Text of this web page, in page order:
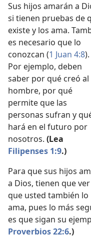
Sus hijos amarán a
si tienen pruebas de
existe y los ama.
es necesario que lo
conozcan (1 Juan 4:8).
Por ejemplo, deben
saber por qué creó al
hombre, por qué
permite que las
personas sufran y
hará en el futuro por
nosotros. (Lea
Filipenses 1:9.)
Para que sus hijos
a Dios, tienen que ver
que usted también lo
ama, pues lo más
es que sigan su
Proverbios 22:6.)